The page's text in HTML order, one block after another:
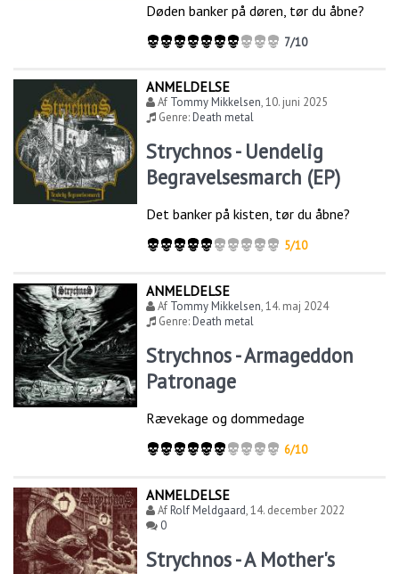
Døden banker på døren, tør du åbne?
7/10
ANMELDELSE
Af Tommy Mikkelsen,10. juni 2025
Genre:Death metal
Strychnos - Uendelig
Begravelsesmarch (EP)
Det banker på kisten, tør du åbne?
5/10
ANMELDELSE
Af Tommy Mikkelsen,14. maj 2024
Genre:Death metal
Strychnos - Armageddon
Patronage
Rævekage og dommedage
6/10
ANMELDELSE
AfRolf Meldgaard,14. december 2022
0
Strychnos - A Mother's